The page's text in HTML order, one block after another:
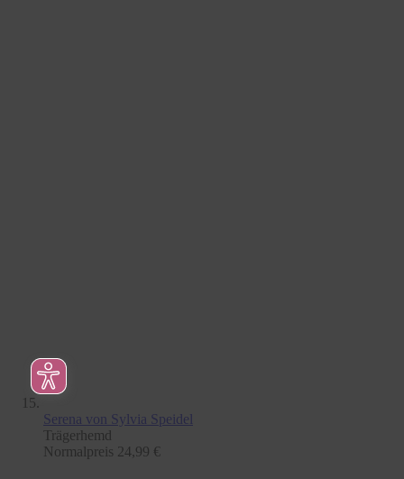
Serena von Sylvia Speidel
Trägerhemd
Normalpreis 24,99 €